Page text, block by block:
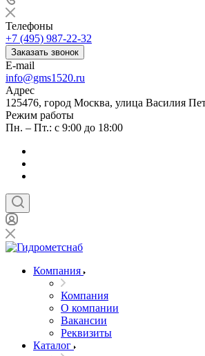
Телефоны
+7 (495) 987-22-32
Заказать звонок
E-mail
info@gms1520.ru
Адрес
125476, город Москва, улица Василия
Режим работы
Пн. – Пт.: с 9:00 до 18:00
Компания
Компания
О компании
Вакансии
Реквизиты
Каталог